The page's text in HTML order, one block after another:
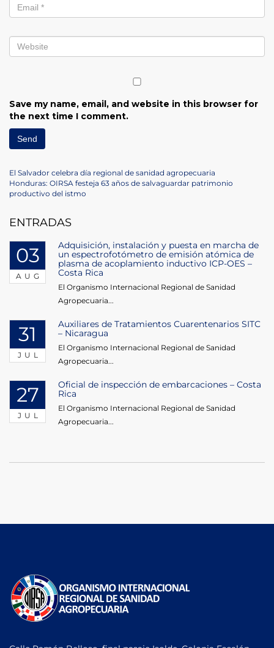
Save my name, email, and website in this browser for
the next time I comment.
Post
navigation
Previous
Post
El Salvador celebra día regional de sanidad agropecuaria
Next
Post
Honduras: OIRSA festeja 63 años de salvaguardar patrimonio
productivo del istmo
ENTRADAS
03
AUG
Adquisición, instalación y puesta en marcha de
un espectrofotómetro de emisión atómica de
plasma de acoplamiento inductivo ICP-OES –
Costa Rica
El Organismo Internacional Regional de Sanidad
Agropecuaria...
31
JUL
Auxiliares de Tratamientos Cuarentenarios SITC
– Nicaragua
El Organismo Internacional Regional de Sanidad
Agropecuaria...
27
JUL
Oficial de inspección de embarcaciones – Costa
Rica
El Organismo Internacional Regional de Sanidad
Agropecuaria...